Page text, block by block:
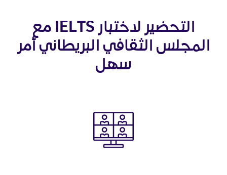
التحضير لاختبار IELTS مع
المجلس الثقافي البريطاني أمر
سهل